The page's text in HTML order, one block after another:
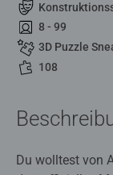
8 - 99
3D Puzzle
108
Du wolltest von